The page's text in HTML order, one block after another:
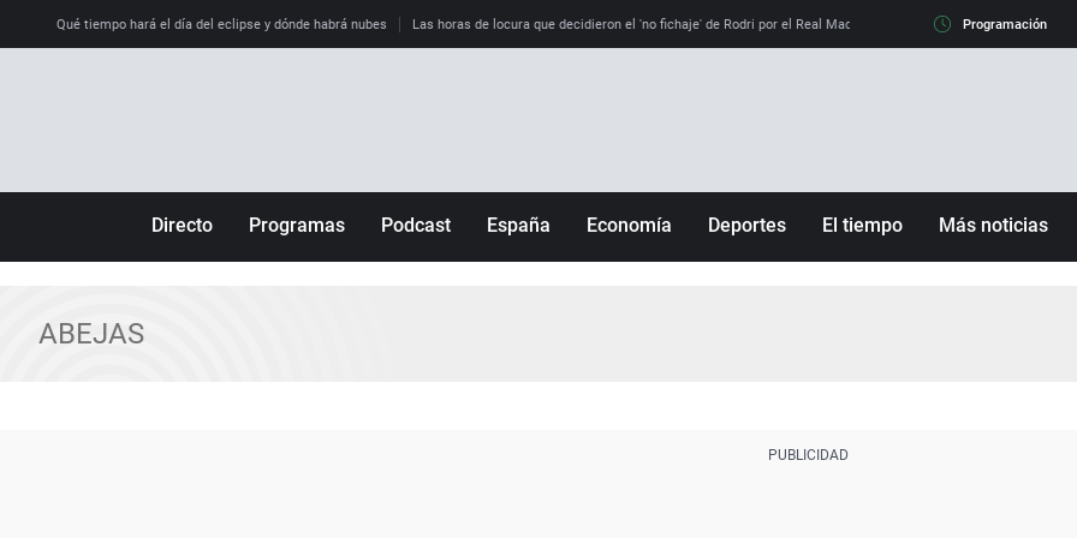
Qué tiempo hará el día del eclipse y dónde habrá nubes Las horas de locura que decidieron el 'no fichaje' de Rodri por el Real Madrid y su 'sí' al Barça La llamada
Programación
Directo Programas Podcast España Economía Deportes El tiempo Más noticias
ABEJAS